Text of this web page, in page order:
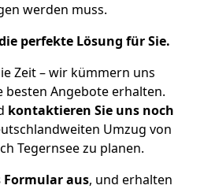
werden muss.
perfekte Lösung für Sie.
Zeit – wir kümmern uns
besten Angebote erhalten.
kontaktieren Sie uns noch
Umzug von
Tegernsee zu planen.
Formular aus, und erhalten